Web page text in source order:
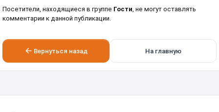
Посетители, находящиеся в группе Гости, не могут оставлять
комментарии к данной публикации.
Вернуться назад На главную